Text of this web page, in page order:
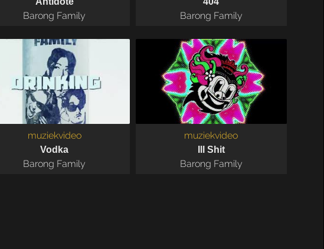
Barong Family Barong Family
muziekvideo
Vodka
Barong Family
muziekvideo
Ill Shit
Barong Family